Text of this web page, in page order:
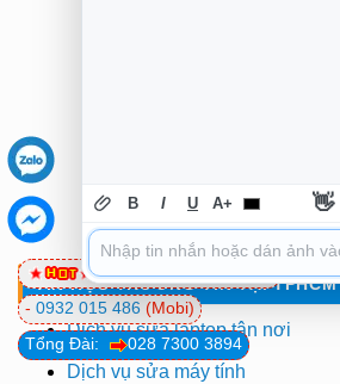
TIN HỌC TRƯỜNG TÍN TẠI TPHCM
Dịch vụ sửa laptop tận nơi
Dịch vụ sửa máy tính
Tổng Đài: 028 7300 3894
- 0932 015 486 (Mobi)
0981 81 32 72(Viettel)
B I U A+ 👋